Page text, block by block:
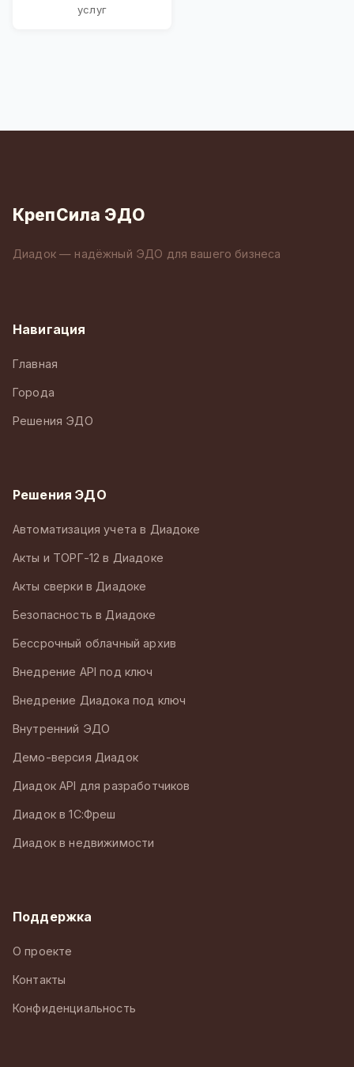
услуг
КрепСила ЭДО
Диадок — надёжный ЭДО для вашего бизнеса
Навигация
Главная
Города
Решения ЭДО
Решения ЭДО
Автоматизация учета в Диадоке
Акты и ТОРГ-12 в Диадоке
Акты сверки в Диадоке
Безопасность в Диадоке
Бессрочный облачный архив
Внедрение API под ключ
Внедрение Диадока под ключ
Внутренний ЭДО
Демо-версия Диадок
Диадок API для разработчиков
Диадок в 1С:Фреш
Диадок в недвижимости
Поддержка
О проекте
Контакты
Конфиденциальность